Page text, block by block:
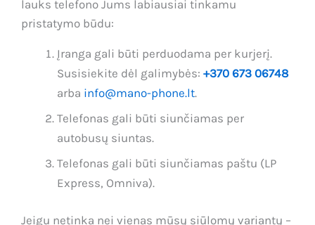
lauks telefono Jums labiausiai tinkamu
pristatymo būdu:
Įranga gali būti perduodama per kurjerį.
Susisiekite dėl galimybės: +370 673 06748
arba info@mano-phone.lt.
Telefonas gali būti siunčiamas per
autobusų siuntas.
Telefonas gali būti siunčiamas paštu (LP
Express, Omniva).
Jeigu netinka nei vienas mūsų siūlomų variantų –